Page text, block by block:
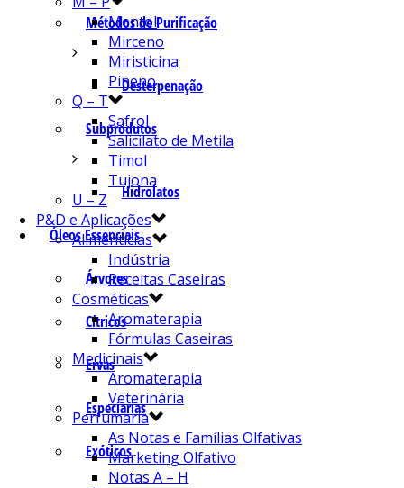
Métodos de Purificação
Desterpenação
Subprodutos
Hidrolatos
Óleos Essenciais
Árvores
Cítricos
Ervas
Especiarias
Exóticos
Mentol
Mirceno
Miristicina
Pineno
Q – T
Safrol
Salicilato de Metila
Timol
Tujona
U – Z
P&D e Aplicações
Alimentícias
Indústria
Receitas Caseiras
Cosméticas
Aromaterapia
Fórmulas Caseiras
Medicinais
Aromaterapia
Veterinária
Perfumaria
As Notas e Famílias Olfativas
Marketing Olfativo
Notas A – H